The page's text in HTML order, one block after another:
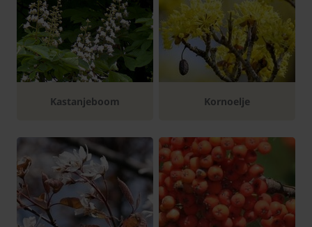
Kastanjeboom Kornoelje